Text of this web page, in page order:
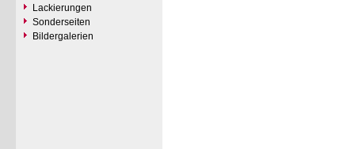
Lackierungen
Sonderseiten
Bildergalerien